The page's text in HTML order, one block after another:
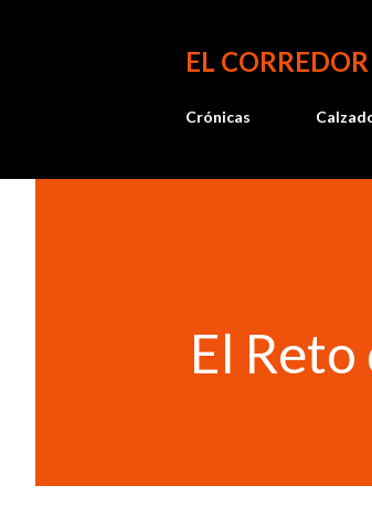
EL
Crónicas
El